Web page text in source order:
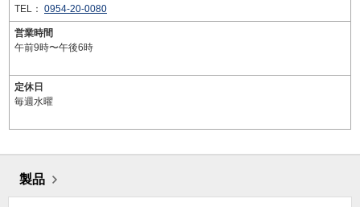
TEL： 0954-20-0080
営業時間
午前9時〜午後6時
定休日
毎週水曜
製品